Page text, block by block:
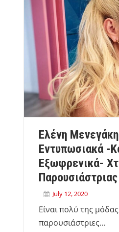
Ελένη
Εντυπωσιακά -
Εξωφρενικά-
Παρουσιάστριας
July 12, 2020
Είναι πολύ της
παρουσιάστριες…